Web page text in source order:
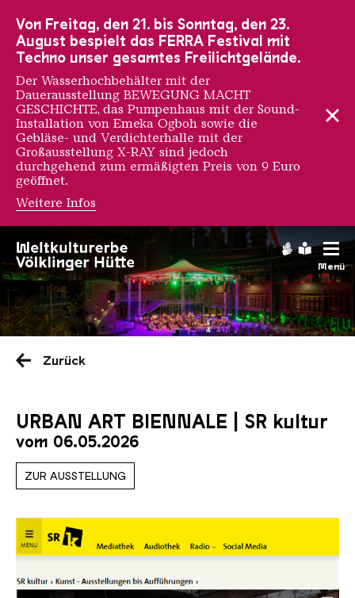
Menü
Saarländischen
Zurück
URBAN ART BIENNALE | SR kultur
vom 06.05.2026
ZUR AUSSTELLUNG
Von Freitag, den 21. bis Sonntag, den 23.
August bespielt das FERRA Festival mit
Techno unser gesamtes Freilichtgelände.
Der Wasserhochbehälter mit der
Dauerausstellung BEWEGUNG MACHT
GESCHICHTE, das Pumpenhaus mit der Sound-
Installation von Emeka Ogboh sowie die
Gebläse- und Verdichterhalle mit der
Großausstellung X-RAY sind jedoch
durchgehend zum ermäßigten Preis von 9 Euro
geöffnet.
Weitere Infos